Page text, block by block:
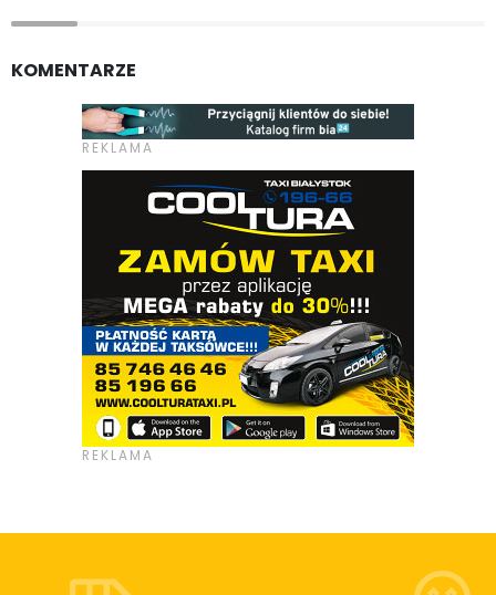
KOMENTARZE